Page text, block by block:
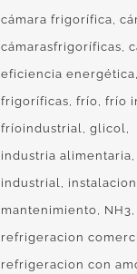
cámara frigorífica
cámarasfrigoríficas
eficiencia energética
frigoríficas frío frío
fríoindustrial glicol
industria alimentaria
industrial
mantenimiento
NH3
refrigeracion
refrigeracion con